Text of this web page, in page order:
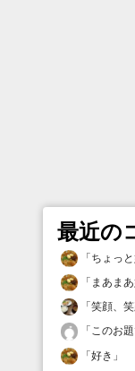
最近の
「ちょっ
「 まあま
「笑顔、
「このお
「好き 」